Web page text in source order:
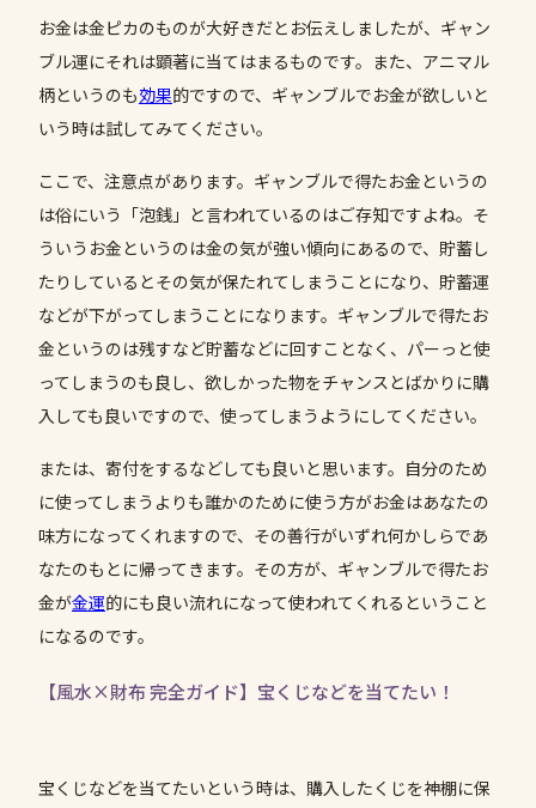
お金は金ピカのものが大好きだとお伝えしましたが、ギャン
ブル運にそれは顕著に当てはまるものです。また、アニマル
柄というのも効果的ですので、ギャンブルでお金が欲しいと
いう時は試してみてください。
ここで、注意点があります。ギャンブルで得たお金というの
は俗にいう「泡銭」と言われているのはご存知ですよね。そ
ういうお金というのは金の気が強い傾向にあるので、貯蓄し
たりしているとその気が保たれてしまうことになり、貯蓄運
などが下がってしまうことになります。ギャンブルで得たお
金というのは残すなど貯蓄などに回すことなく、パーっと使
ってしまうのも良し、欲しかった物をチャンスとばかりに購
入しても良いですので、使ってしまうようにしてください。
または、寄付をするなどしても良いと思います。自分のため
に使ってしまうよりも誰かのために使う方がお金はあなたの
味方になってくれますので、その善行がいずれ何かしらであ
なたのもとに帰ってきます。その方が、ギャンブルで得たお
金が金運的にも良い流れになって使われてくれるということ
になるのです。
【風水×財布 完全ガイド】宝くじなどを当てたい！
宝くじなどを当てたいという時は、購入したくじを神棚に保